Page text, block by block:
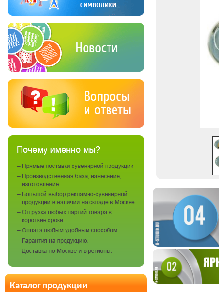
Каталог продукции